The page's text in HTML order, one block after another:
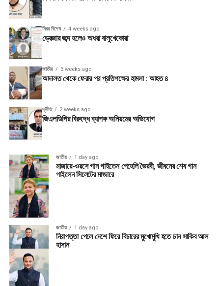
মিরর বিশেষ 4 weeks ago
ড্রেজার জব্দ হলেও অধরা বালুখেকোরা
জাতীয় 3 weeks ago
আদালত থেকে ফেরার পর প্রতিপক্ষের হামলা : আহত ৪
দূর্নীতি 2 weeks ago
জিএলডিপির বিরুদ্ধে ব্যাপক অনিয়মের অভিযোগ
জাতীয় 1 day ago
মাজারে-ওরসে গান গাইতেন পেহেলি ভৈরবী, জীবনের শেষ গান
গাইলেন সিলেটের মাজারে
জাতীয় 1 day ago
নিরাপত্তা পেলে দেশে ফিরে বিচারের মুখোমুখি হতে চান সাকিব আল
হাসান